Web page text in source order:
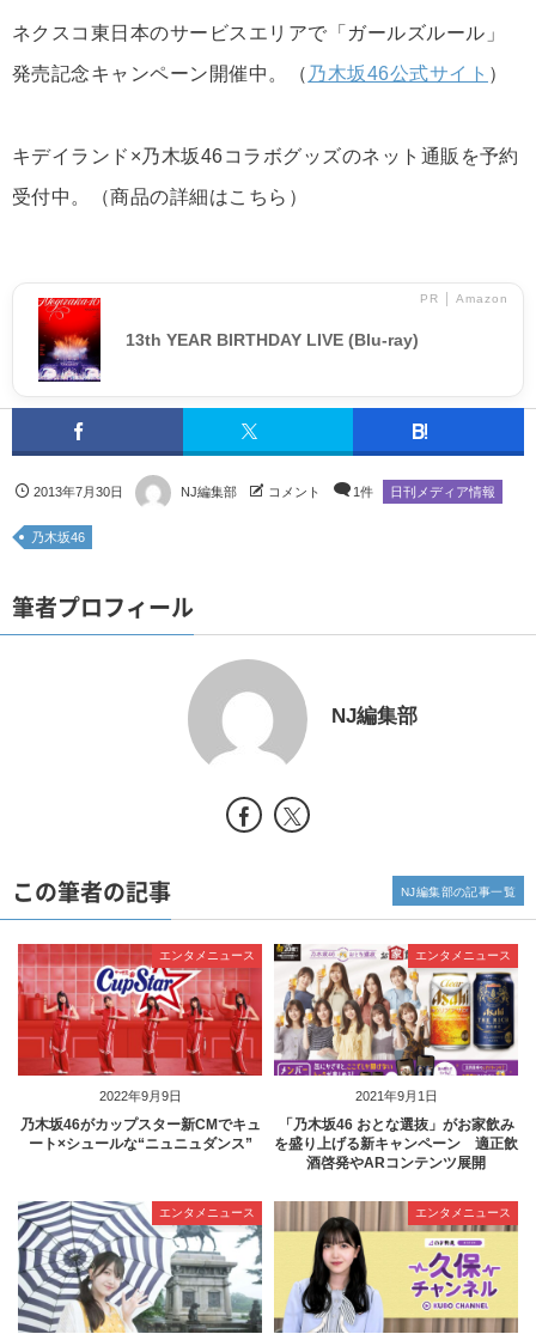
ネクスコ東日本のサービスエリアで「ガールズルール」
発売記念キャンペーン開催中。（ 乃木坂46公式サイト ）
キデイランド×乃木坂46コラボグッズのネット通販を予約
受付中。（商品の詳細はこちら）
PR │ Amazon
13th YEAR BIRTHDAY LIVE (Blu-ray)
2013年7月30日 NJ編集部 コメント 1件 日刊メディア情報
乃木坂46
筆者プロフィール
NJ編集部
この筆者の記事
2022年9月9日
エンタメニュース
乃木坂46がカップスター新CMでキュ
ート×シュールな“ニュニュダンス”
2021年9月1日
エンタメニュース
「乃木坂46 おとな選抜」がお家飲み
を盛り上げる新キャンペーン 適正飲
酒啓発やARコンテンツ展開
エンタメニュース エンタメニュース
NJ編集部の記事一覧